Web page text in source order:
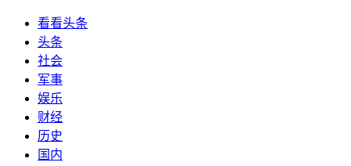
看看头条
头条
社会
军事
娱乐
财经
历史
国内